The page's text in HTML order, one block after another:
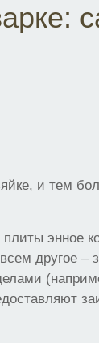
и тем
энное
другое –